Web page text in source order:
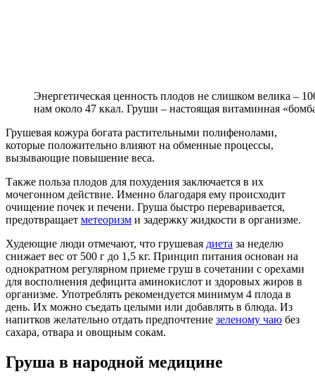
Энергетическая ценность плодов не слишком велика –
нам около 47 ккал. Груши – настоящая витаминная
Грушевая кожура богата растительными полифенолами,
которые положительно влияют на обменные процессы,
вызывающие повышение веса.
Также польза плодов для похудения заключается в их
мочегонном действие. Именно благодаря ему происходит
очищение почек и печени. Груша быстро переваривается,
предотвращает метеоризм и задержку жидкости в организме.
Худеющие люди отмечают, что грушевая диета за неделю
снижает вес от 500 г до 1,5 кг. Принцип питания основан на
однократном регулярном приеме груш в сочетании с орехами
для восполнения дефицита аминокислот и здоровых жиров в
организме. Употреблять рекомендуется минимум 4 плода в
день. Их можно съедать целыми или добавлять в блюда. Из
напитков желательно отдать предпочтение зеленому чаю без
сахара, отвара и овощным сокам.
Груша в народной медицине